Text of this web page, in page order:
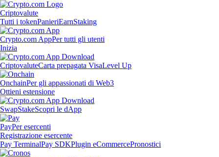
Criptovalute
Tutti i tokenPanieriEarnStaking
Crypto.com AppPer tutti gli utenti
Inizia
CriptovaluteCarta prepagata VisaLevel Up
OnchainPer gli appassionati di Web3
Ottieni estensione
SwapStakeScopri le dApp
PayPer esercenti
Registrazione esercente
Pay TerminalPay SDKPlugin eCommercePronostici